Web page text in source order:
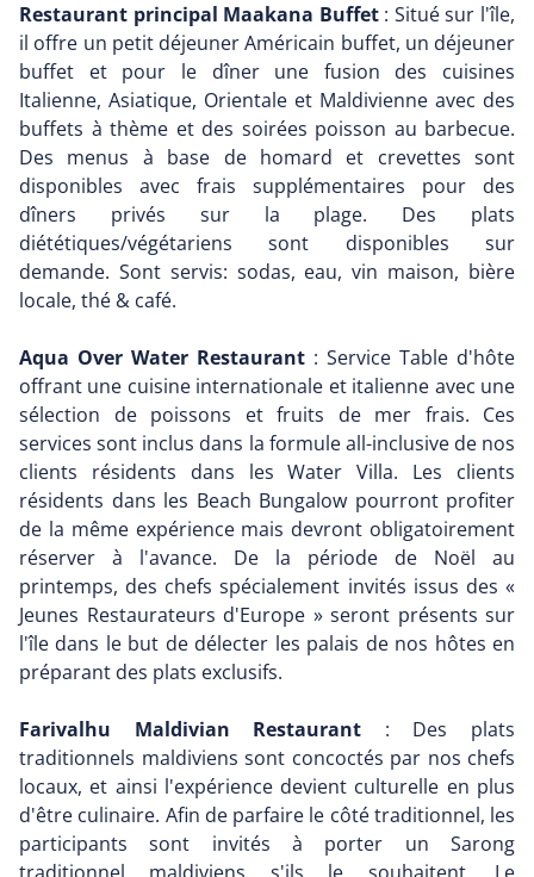
Restaurant principal Maakana Buffet: Situé sur l'île,
il offre un petit déjeuner Américain buffet, un déjeuner
buffet et pour le dîner une fusion des cuisines
Italienne, Asiatique, Orientale et Maldivienne avec des
buffets à thème et des soirées poisson au barbecue.
Des menus à base de homard et crevettes sont
disponibles avec frais supplémentaires pour des
dîners privés sur la plage. Des plats
diététiques/végétariens sont disponibles sur
demande. Sont servis: sodas, eau, vin maison, bière
locale, thé & café.
Aqua Over Water Restaurant : Service Table d'hôte
offrant une cuisine internationale et italienne avec une
sélection de poissons et fruits de mer frais. Ces
services sont inclus dans la formule all-inclusive de nos
clients résidents dans les Water Villa. Les clients
résidents dans les Beach Bungalow pourront profiter
de la même expérience mais devront obligatoirement
réserver à l'avance. De la période de Noël au
printemps, des chefs spécialement invités issus des «
Jeunes Restaurateurs d'Europe » seront présents sur
l'île dans le but de délecter les palais de nos hôtes en
préparant des plats exclusifs.
Farivalhu Maldivian Restaurant : Des plats
traditionnels maldiviens sont concoctés par nos chefs
locaux, et ainsi l'expérience devient culturelle en plus
d'être culinaire. Afin de parfaire le côté traditionnel, les
participants sont invités à porter un Sarong